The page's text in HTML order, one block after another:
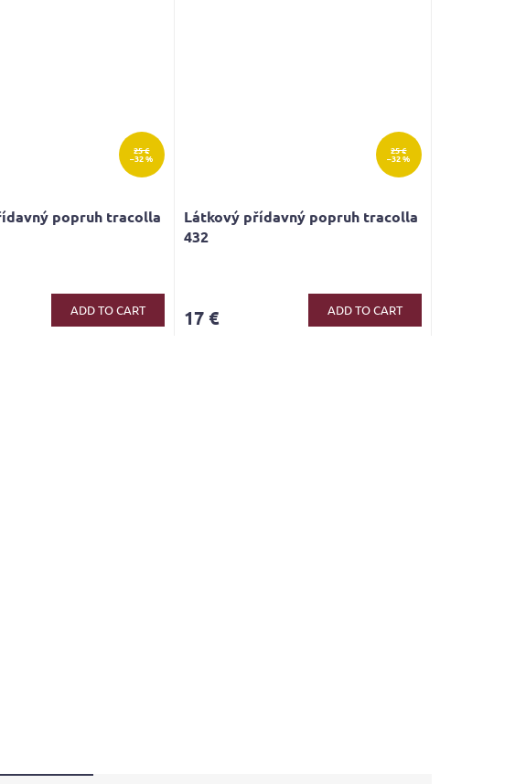
25 €
–32 %
popruh tracolla
ADD TO CART
25 €
–32 %
Látkový přídavný popruh tracolla
432
17 € ADD TO CART